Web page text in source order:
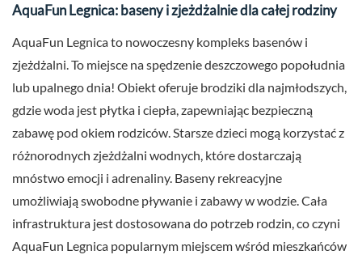
AquaFun Legnica: baseny i zjeżdżalnie dla całej rodziny
AquaFun Legnica to nowoczesny kompleks basenów i
zjeżdżalni. To miejsce na spędzenie deszczowego popołudnia
lub upalnego dnia! Obiekt oferuje brodziki dla najmłodszych,
gdzie woda jest płytka i ciepła, zapewniając bezpieczną
zabawę pod okiem rodziców. Starsze dzieci mogą korzystać z
różnorodnych zjeżdżalni wodnych, które dostarczają
mnóstwo emocji i adrenaliny. Baseny rekreacyjne
umożliwiają swobodne pływanie i zabawy w wodzie. Cała
infrastruktura jest dostosowana do potrzeb rodzin, co czyni
AquaFun Legnica popularnym miejscem wśród mieszkańców